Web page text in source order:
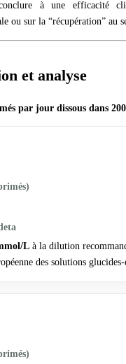
à une efficacité
ou sur la “récupération” au
et analyse
par jour dissous dans
L à la dilution
des solutions glucides-